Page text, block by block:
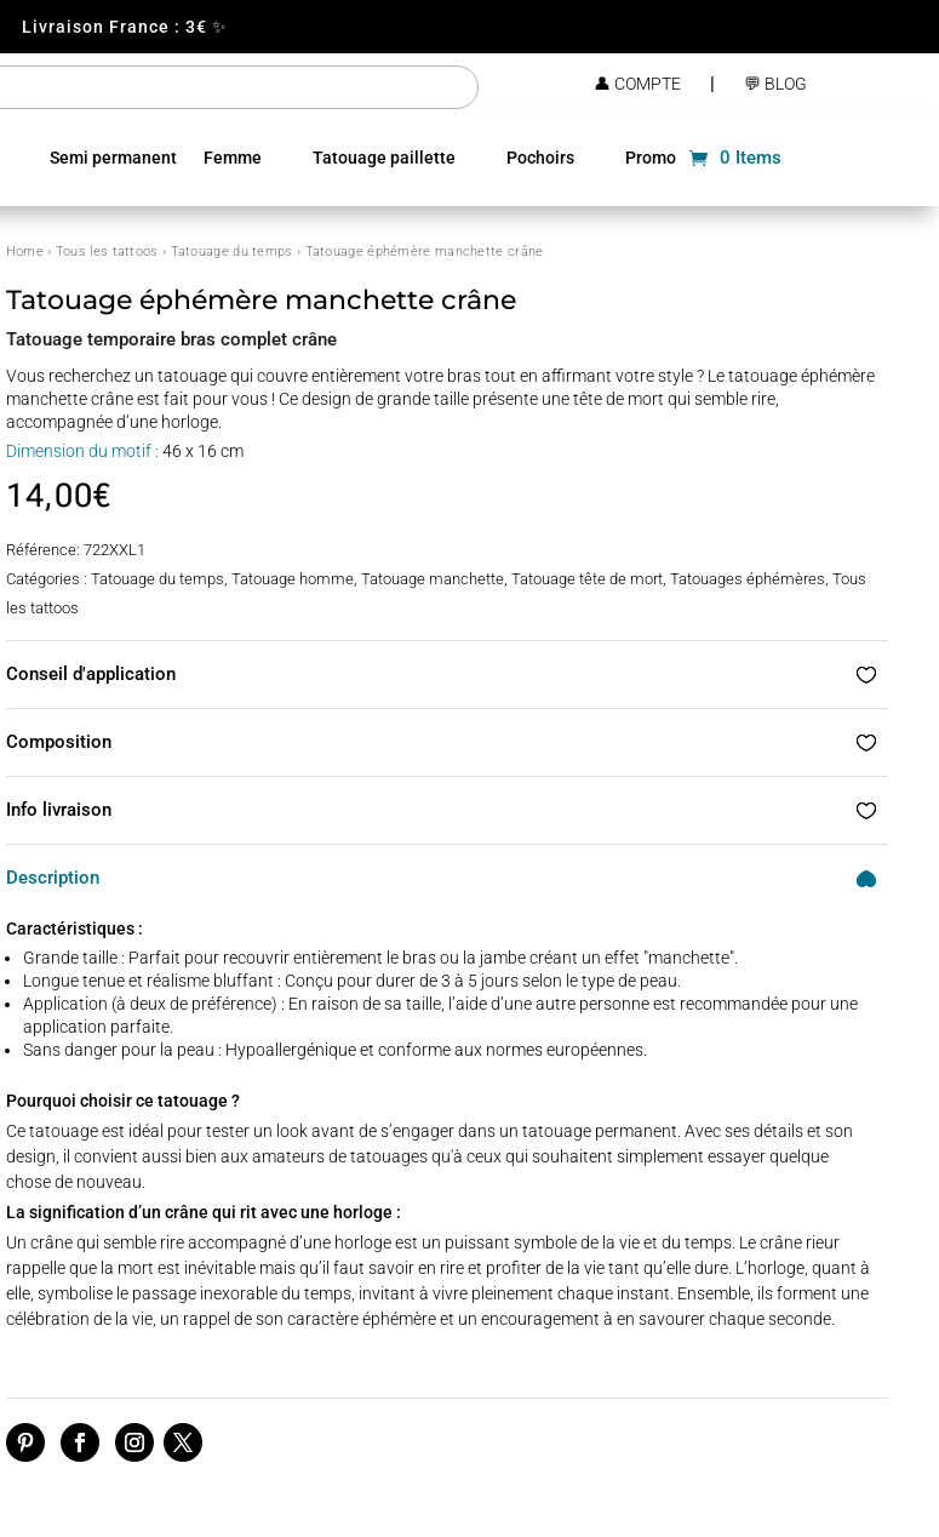
Livraison France : 3€ ✨
👤 COMPTE | 💬 BLOG
Semi permanent Femme Tatouage paillette Pochoirs Promo 0 Items
Home› Tous les tattoos › Tatouage du temps › Tatouage éphémère manchette crâne
Tatouage éphémère manchette crâne
Tatouage temporaire bras complet crâne
Vous recherchez un tatouage qui couvre entièrement votre bras tout en affirmant votre style ? Le tatouage éphémère
manchette crâne est fait pour vous ! Ce design de grande taille présente une tête de mort qui semble rire,
accompagnée d’une horloge.
Dimension du motif : 46 x 16 cm
14,00€
Référence: 722XXL1
Catégories : Tatouage du temps Tatouage homme, Tatouage manchette, Tatouage tête de mort, Tatouages éphémères Tous
les tattoos
Conseil d'application
Composition
Info livraison
Description
Caractéristiques :
Grande taille : Parfait pour recouvrir entièrement le bras ou la jambe créant un effet "manchette".
Longue tenue et réalisme bluffant : Conçu pour durer de 3 à 5 jours selon le type de peau.
Application (à deux de préférence) : En raison de sa taille, l’aide d’une autre personne est recommandée pour une
application parfaite.
Sans danger pour la peau : Hypoallergénique et conforme aux normes européennes.
Pourquoi choisir ce tatouage ?
Ce tatouage est idéal pour tester un look avant de s’engager dans un tatouage permanent. Avec ses détails et son
design, il convient aussi bien aux amateurs de tatouages qu'à ceux qui souhaitent simplement essayer quelque
chose de nouveau.
La signification d’un crâne qui rit avec une horloge :
Un crâne qui semble rire accompagné d’une horloge est un puissant symbole de la vie et du temps. Le crâne rieur
rappelle que la mort est inévitable mais qu’il faut savoir en rire et profiter de la vie tant qu’elle dure. L’horloge, quant à
elle, symbolise le passage inexorable du temps, invitant à vivre pleinement chaque instant. Ensemble, ils forment une
célébration de la vie, un rappel de son caractère éphémère et un encouragement à en savourer chaque seconde.